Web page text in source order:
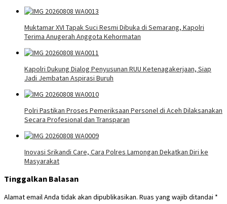
Muktamar XVI Tapak Suci Resmi Dibuka di Semarang, Kapolri
Terima Anugerah Anggota Kehormatan
Kapolri Dukung Dialog Penyusunan RUU Ketenagakerjaan, Siap
Jadi Jembatan Aspirasi Buruh
Polri Pastikan Proses Pemeriksaan Personel di Aceh Dilaksanakan
Secara Profesional dan Transparan
Inovasi Srikandi Care, Cara Polres Lamongan Dekatkan Diri ke
Masyarakat
Tinggalkan Balasan
Alamat email Anda tidak akan dipublikasikan. Ruas yang wajib ditandai *